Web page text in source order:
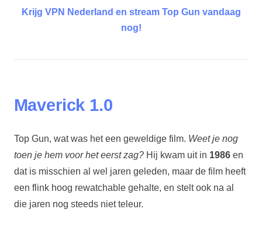
Krijg VPN Nederland en stream Top Gun vandaag
nog!
Maverick 1.0
Top Gun, wat was het een geweldige film. Weet je nog
toen je hem voor het eerst zag?Hij kwam uit in 1986en
dat is misschien al wel jaren geleden, maar de film heeft
een flink hoog rewatchable gehalte, en stelt ook na al
die jaren nog steeds niet teleur.